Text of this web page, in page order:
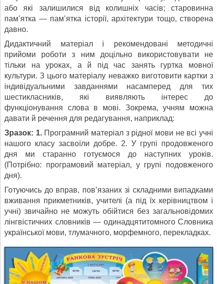
або які залишилися від колишніх часів; старовинна
пам’ятка — пам’ятка історії, архітектури тощо, створена
давно.
Дидактичний матеріал і рекомендовані методичні
прийоми роботи з ним доцільно використовувати не
тільки на уроках, а й під час занять гуртка мовної
культури. З цього матеріалу неважко виготовити картки з
індивідуальними завданнями насамперед для тих
шестикласників, які виявляють інтерес до
функціонування слова в мові. Зокрема, учням можна
давати й речення для редагування, наприклад:
Зразок: 1.Програмний матеріал з рідної мови не всі учні
нашого класу засвоїли добре. 2. У групі продовженого
дня ми старанно готуємося до наступних уроків.
(Потрібно: програмовий матеріал, у групі подовженого
дня).
Готуючись до вправ, пов’язаних зі складними випадками
вживання прикметників, учителі (а під їх керівництвом і
учні) звичайно не можуть обійтися без загальновідомих
лінгвістичних словників — одинадцятитомного Словника
української мови, тлумачного, морфемного, перекладках.